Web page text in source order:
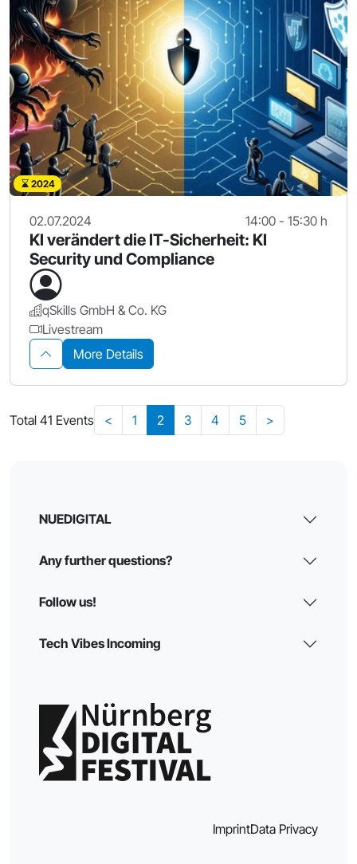
2024
02.07.2024 14:00 - 15:30 h
KI verändert die IT-Sicherheit: KI
Security und Compliance
qSkills GmbH & Co. KG
Livestream
More Details
Total 41 Events < 1 2 3 4 5 >
NUEDIGITAL
Any further questions?
Follow us!
Tech Vibes Incoming
ImprintData Privacy